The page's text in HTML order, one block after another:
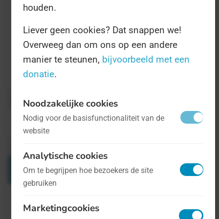
nog wel!
Gerelateerd aan:
« Terug naar Nieuws
Meer nieuws
Stemmen maar! De meest kriebelige
houden.
Liever geen cookies? Dat snappen we!
Overweeg dan om ons op een andere
manier te steunen, bijvoorbeeld met een
donatie.
Noodzakelijke cookies
Nodig voor de basisfunctionaliteit van de
website
Analytische cookies
Om te begrijpen hoe bezoekers de site
gebruiken
Marketingcookies